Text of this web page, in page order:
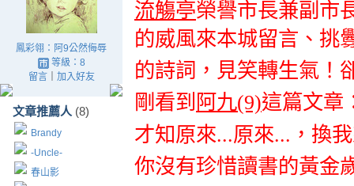
鳳彩翎：阿9公然侮辱
等級：8
留言｜ 加入好友
文章推薦人 (8)
Brandy
-Uncle-
春山影
流觴亭榮譽市長兼副市
的威風來本城留言 、挑
的詩詞 ， 見笑轉生氣 ！
剛看到 阿九(9)這篇文章
才知原來...原來... ，換
你沒有珍惜讀書的黃金